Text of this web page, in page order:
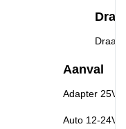
Aanval
Adapter 25V
Auto 12-24V